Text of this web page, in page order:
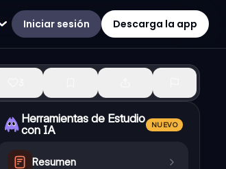
Iniciar sesión Descarga la app
Herramientas de Estudio
con IA
NUEVO
Resumen